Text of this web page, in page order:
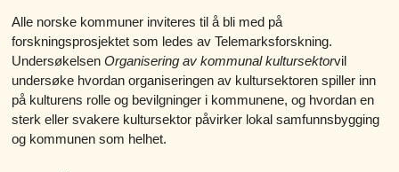
Alle norske kommuner inviteres til å bli med på
forskningsprosjektet som ledes av Telemarksforskning.
UndersøkelsenOrganisering av kommunal kultursektorvil
undersøke hvordan organiseringen av kultursektoren spiller inn
på kulturens rolle og bevilgninger i kommunene, og hvordan en
sterk eller svakere kultursektor påvirker lokal samfunnsbygging
og kommunen som helhet.